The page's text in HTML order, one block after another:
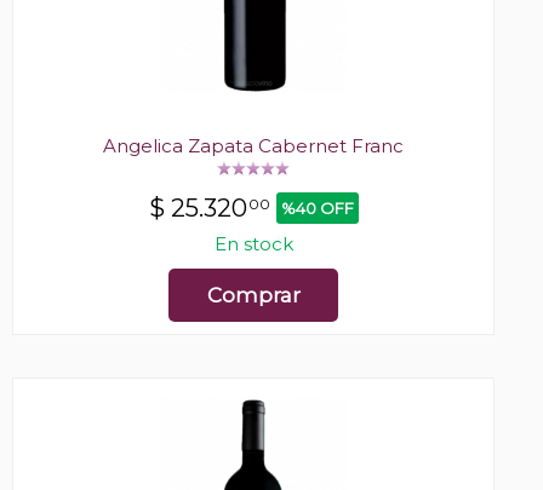
Angelica Zapata Cabernet Franc
$ 25.32000 %40 OFF
En stock
Comprar